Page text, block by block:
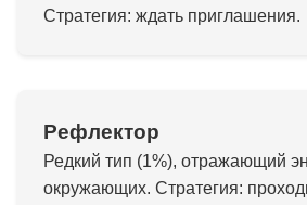
Стратегия: ждать приглашения.
Рефлектор
Редкий тип (1%), отражающий
окружающих. Стратегия: